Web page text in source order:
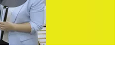
0:00 / 0:21